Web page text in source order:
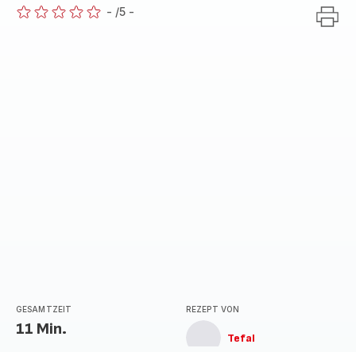
- /5 -
GESAMTZEIT
11 Min.
REZEPT VON
Tefal